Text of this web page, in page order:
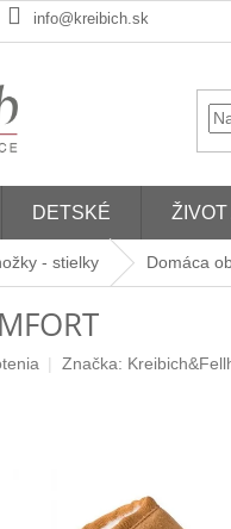
info@kreibich.sk
DETSKÉ ŽIVOT
- stielky Domáca
Značka: